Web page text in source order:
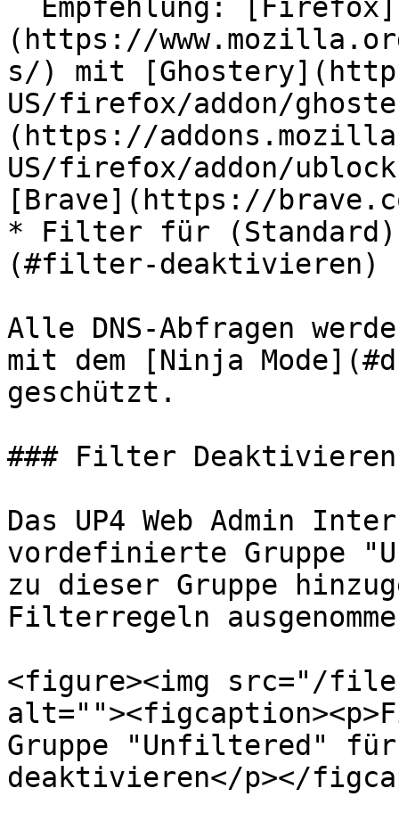
(https://
s/) mit
US/firefox/addon/
(https://
US/firefox/addon/
[Brave](https://
* Filter für
(#filter-deaktivieren)
Alle DNS-Abfragen
mit dem [Ninja
geschützt.
### Filter Deaktivieren
Das UP4 Web Admin
vordefinierte Gruppe
zu dieser Gruppe
Filterregeln
<figure><img src="/
Gruppe "Unfiltered" für
deaktivieren</p></